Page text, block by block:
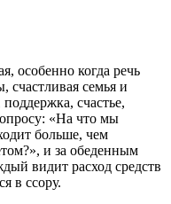
особенно когда речь
счастливая семья и
счастье,
«На что мы
больше, чем
и за обеденным
видит расход средств
в ссору.